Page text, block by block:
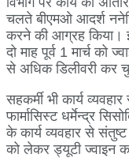
चलते बीएमओ आदर्श
करने की आग्रह
दो माह पूर्व 1 मार्च
से अधिक डिलीवरी कर
सहकर्मी भी कार्य
फार्मासिस्ट धर्मेन्द्र
के कार्य व्यवहार से
को लेकर ड्यूटी ज्वाइन